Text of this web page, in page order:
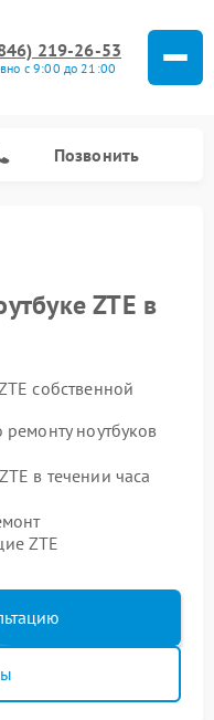
219-26-53
с 9:00 до 21:00
Позвонить
ZTE в
собственной
ноутбуков
в течении часа
ZTE